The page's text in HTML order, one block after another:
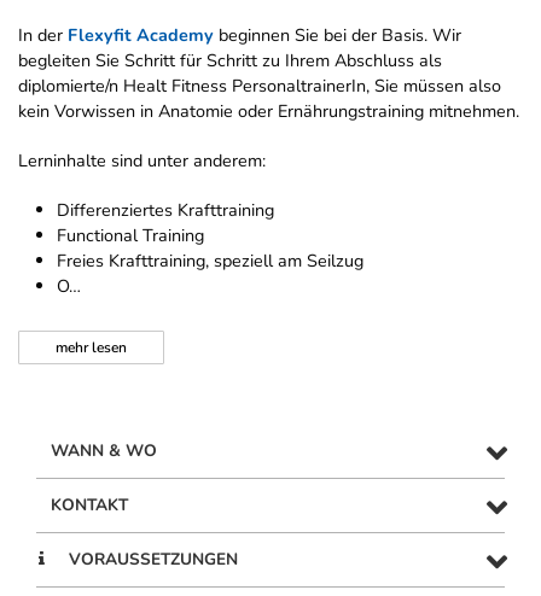
In der Flexyfit Academy beginnen Sie bei der Basis. Wir
begleiten Sie Schritt für Schritt zu Ihrem Abschluss als
diplomierte/n Healt Fitness PersonaltrainerIn, Sie müssen also
kein Vorwissen in Anatomie oder Ernährungstraining mitnehmen.
Lerninhalte sind unter anderem:
Differenziertes Krafttraining
Functional Training
Freies Krafttraining, speziell am Seilzug
O…
mehrlesen
WANN & WO
KONTAKT
VORAUSSETZUNGEN